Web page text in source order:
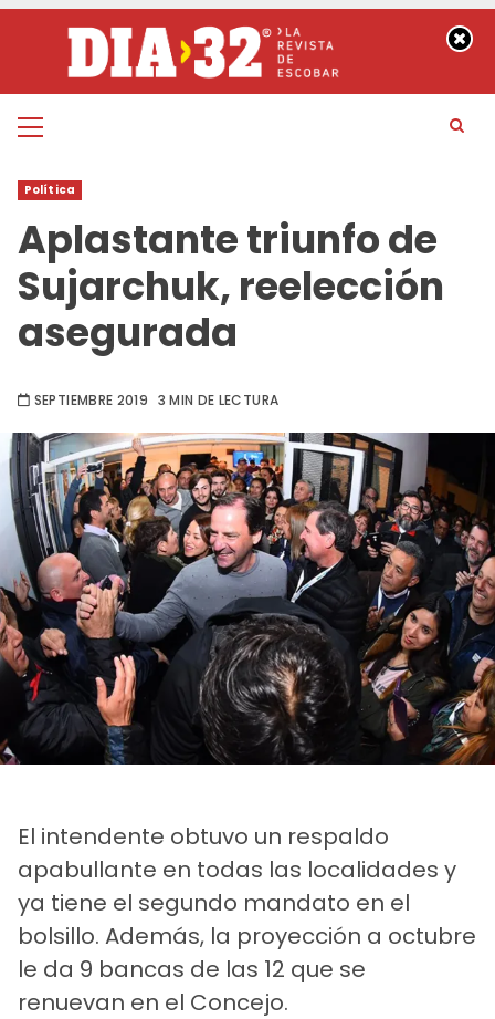
contenido
Menú
Política
Aplastante triunfo de
Sujarchuk, reelección
asegurada
SEPTIEMBRE 2019 3 MIN DE LECTURA
El intendente obtuvo un respaldo
apabullante en todas las localidades y
ya tiene el segundo mandato en el
bolsillo. Además, la proyección a octubre
le da 9 bancas de las 12 que se
renuevan en el Concejo.